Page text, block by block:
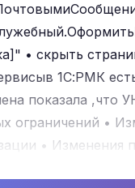
• скрыть
1С:РМК
показала ,что
ограничений •
• Изменения